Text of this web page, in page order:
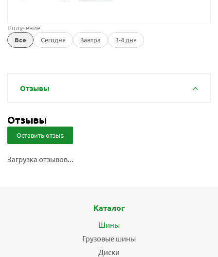
Получение
Все
Сегодня Завтра 3-4 дня
Отзывы
Отзывы
Оставить отзыв
Загрузка отзывов...
Каталог
Шины
Грузовые шины
Диски